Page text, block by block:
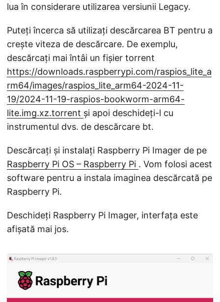
lua în considerare utilizarea versiunii Legacy.
Puteți încerca să utilizați descărcarea BT pentru a
crește viteza de descărcare. De exemplu,
descărcați mai întâi un fișier torrent
https://downloads.raspberrypi.com/raspios_lite_a
rm64/images/raspios_lite_arm64-2024-11-
19/2024-11-19-raspios-bookworm-arm64-
lite.img.xz.torrent și apoi deschideți-l cu
instrumentul dvs. de descărcare bt.
Descărcați și instalați Raspberry Pi Imager de pe
Raspberry Pi OS – Raspberry Pi . Vom folosi acest
software pentru a instala imaginea descărcată pe
Raspberry Pi.
Deschideți Raspberry Pi Imager, interfața este
afișată mai jos.